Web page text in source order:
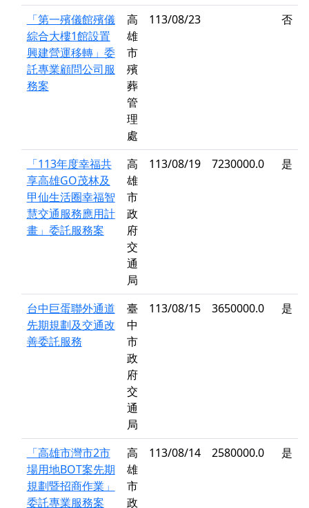
「第一殯儀館殯儀
綜合大樓1館設置
興建營運移轉」委
託專業顧問公司服
務案
高
雄
市
殯
葬
管
理
處
113/08/23 否
「113年度幸福共
享高雄GO茂林及
甲仙生活圈幸福智
慧交通服務應用計
畫」委託服務案
高
雄
市
政
府
交
通
局
113/08/19 7230000.0 是
台中巨蛋聯外通道
先期規劃及交通改
善委託服務
臺
中
市
政
府
交
通
局
113/08/15 3650000.0 是
「高雄市灣市2市
場用地BOT案先期
規劃暨招商作業」
委託專業服務案
高
雄
市
政
113/08/14 2580000.0 是